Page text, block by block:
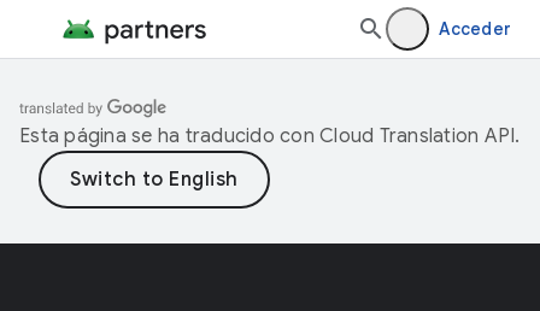
Acceder
Esta página se ha traducido con Cloud Translation API.